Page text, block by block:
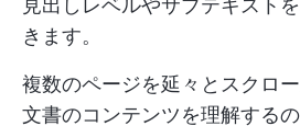
きます。
複数のページを延々とスクロ
文書のコンテンツを理解するの